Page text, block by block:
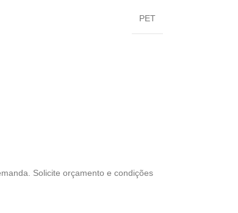
PET
Solicite orçamento e condições